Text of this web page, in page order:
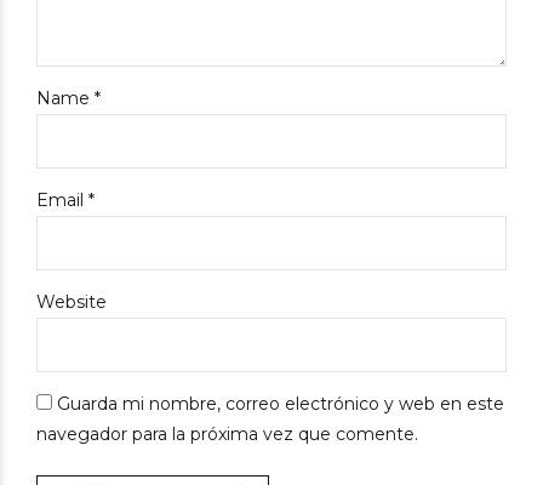
Name *
Email *
Website
Guarda mi nombre, correo electrónico y web en este
navegador para la próxima vez que comente.